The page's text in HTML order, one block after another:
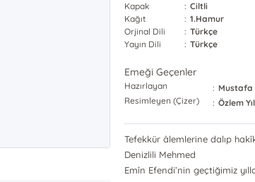
Kapak
: Ciltli
Kağıt
: 1.Hamur
Orjinal Dili
: Türkçe
Yayın Dili
: Türkçe
Emeği Geçenler
Hazırlayan : Mustafa
Resimleyen (Çizer)
: Özlem
Tefekkür âlemlerine dalıp
Denizlili Mehmed
Emîn Efendi’nin geçtiğimiz